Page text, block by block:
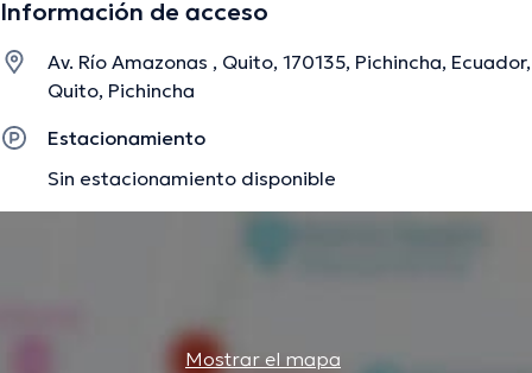
ha formado parte en abundantes conferencias con el
de especialización y ha publicado importantes ediciones.
La descripción fue editada por el equipo de doctoranytime, con base en
información verificada.
Información de acceso
Av. Río Amazonas , Quito, 170135, Pichincha, Ecuador,
Quito, Pichincha
Estacionamiento
Sin estacionamiento disponible
Mostrar el mapa